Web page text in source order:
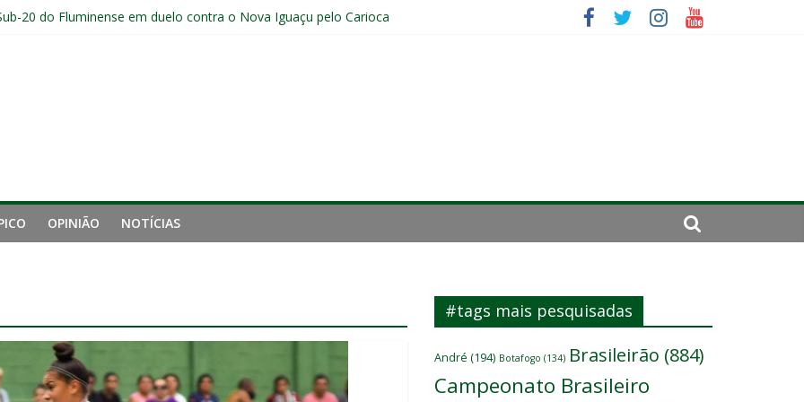
20 do Fluminense em duelo contra o Nova Iguaçu pelo Carioca
Fluminense e Botafogo pelo Campeonato Brasileiro Feminino
para Fluminense x Independiente Rivadavia pela Libertadores
OPINIÃO NOTÍCIAS
#tags mais pesquisadas
André (194) Botafogo (134) Brasileirão (884)
Campeonato Brasileiro